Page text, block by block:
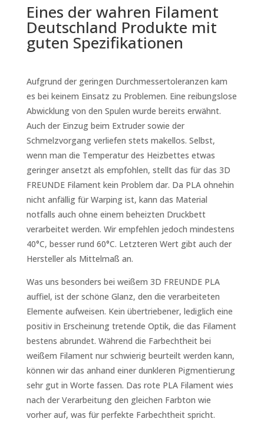
Eines der wahren Filament
Deutschland Produkte mit
guten Spezifikationen
Aufgrund der geringen Durchmessertoleranzen kam
es bei keinem Einsatz zu Problemen. Eine reibungslose
Abwicklung von den Spulen wurde bereits erwähnt.
Auch der Einzug beim Extruder sowie der
Schmelzvorgang verliefen stets makellos. Selbst,
wenn man die Temperatur des Heizbettes etwas
geringer ansetzt als empfohlen, stellt das für das 3D
FREUNDE Filament kein Problem dar. Da PLA ohnehin
nicht anfällig für Warping ist, kann das Material
notfalls auch ohne einem beheizten Druckbett
verarbeitet werden. Wir empfehlen jedoch mindestens
40°C, besser rund 60°C. Letzteren Wert gibt auch der
Hersteller als Mittelmaß an.
Was uns besonders bei weißem 3D FREUNDE PLA
auffiel, ist der schöne Glanz, den die verarbeiteten
Elemente aufweisen. Kein übertriebener, lediglich eine
positiv in Erscheinung tretende Optik, die das Filament
bestens abrundet. Während die Farbechtheit bei
weißem Filament nur schwierig beurteilt werden kann,
können wir das anhand einer dunkleren Pigmentierung
sehr gut in Worte fassen. Das rote PLA Filament wies
nach der Verarbeitung den gleichen Farbton wie
vorher auf, was für perfekte Farbechtheit spricht.